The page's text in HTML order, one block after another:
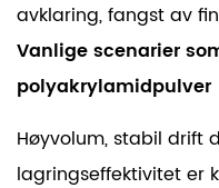
avklaring, fangst av
Vanlige scenarier
polyakrylamidpulver
Høyvolum, stabil drift
lagringseffektivitet er